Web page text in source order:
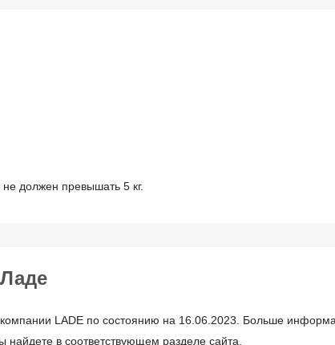
должен превышать 5 кг.
LADE по состоянию на 16.06.2023. Больше
в соответствующем разделе сайта.